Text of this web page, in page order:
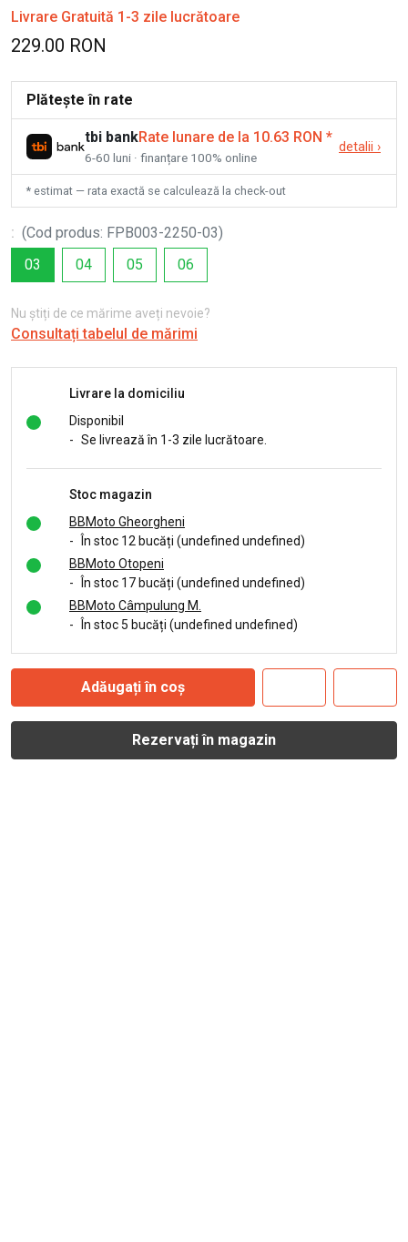
Livrare Gratuită 1-3 zile lucrătoare
229.00 RON
Plătește în rate
tbi bankRate lunare de la 10.63 RON *
6-60 luni · finanțare 100% online
detalii ›
* estimat — rata exactă se calculează la check-out
: (Cod produs: FPB003-2250-03)
03
04 05 06
Nu știți de ce mărime aveți nevoie?
Consultați tabelul de mărimi
Livrare la domiciliu
Disponibil
- Se livrează în 1-3 zile lucrătoare.
Stoc magazin
BBMoto Gheorgheni
-
În stoc 12 bucăți (undefined undefined)
BBMoto Otopeni
-
În stoc 17 bucăți (undefined undefined)
BBMoto Câmpulung M.
-
În stoc 5 bucăți (undefined undefined)
Adăugați în coș
Rezervați în magazin